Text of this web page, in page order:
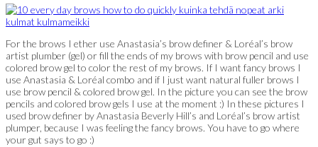
For the brows I ether use Anastasia’s brow definer & Loréal’s brow
artist plumber (gel) or fill the ends of my brows with brow pencil and use
colored brow gel to color the rest of my brows. If I want fancy brows I
use Anastasia & Loréal combo and if I just want natural fuller brows I
use brow pencil & colored brow gel. In the picture you can see the brow
pencils and colored brow gels I use at the moment :) In these pictures I
used brow definer by Anastasia Beverly Hill’s and Loréal’s brow artist
plumper, because I was feeling the fancy brows. You have to go where
your gut says to go :)